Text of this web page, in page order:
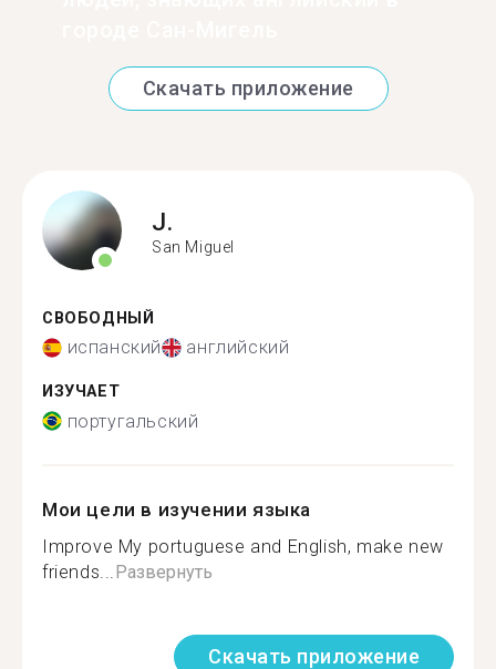
Скачать приложение
J.
San Miguel
СВОБОДНЫЙ
испанский английский
ИЗУЧАЕТ
португальский
Мои цели в изучении языка
Improve My portuguese and English, make new
friends... Развернуть
Скачать приложение